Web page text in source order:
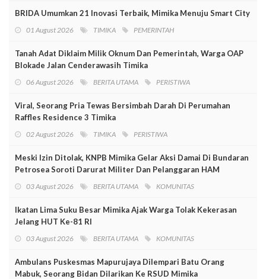
BRIDA Umumkan 21 Inovasi Terbaik, Mimika Menuju Smart City
01 August 2026 TIMIKA PEMERINTAH
Tanah Adat Diklaim Milik Oknum Dan Pemerintah, Warga OAP
Blokade Jalan Cenderawasih Timika
06 August 2026 BERITA UTAMA PERISTIWA
Viral, Seorang Pria Tewas Bersimbah Darah Di Perumahan
Raffles Residence 3 Timika
02 August 2026 TIMIKA PERISTIWA
Meski Izin Ditolak, KNPB Mimika Gelar Aksi Damai Di Bundaran
Petrosea Soroti Darurat Militer Dan Pelanggaran HAM
03 August 2026 BERITA UTAMA KOMUNITAS
Ikatan Lima Suku Besar Mimika Ajak Warga Tolak Kekerasan
Jelang HUT Ke-81 RI
03 August 2026 BERITA UTAMA KOMUNITAS
Ambulans Puskesmas Mapurujaya Dilempari Batu Orang
Mabuk, Seorang Bidan Dilarikan Ke RSUD Mimika